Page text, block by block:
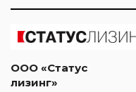
ООО «Статус
лизинг»